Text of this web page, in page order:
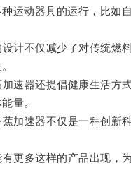
运动器具的运行，比如
不仅减少了对传统燃
器还提倡健康生活方
量。
速器不仅是一种创新
多这样的产品出现，